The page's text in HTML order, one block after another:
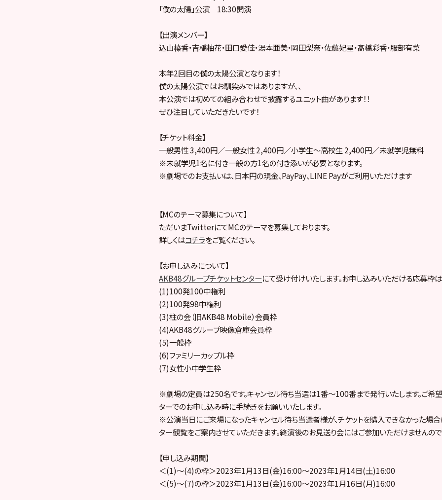
「僕の太陽」公演 18:30開演
【出演メンバー】
込山榛香・吉橋柚花・田口愛佳・湯本亜美・岡田梨奈・佐藤妃星・髙橋彩香・服部有菜
本年2回目の僕の太陽公演となります！
僕の太陽公演ではお馴染みではありますが、、
本公演では初めての組み合わせで披露するユニット曲があります！！
ぜひ注目していただきたいです！
【チケット料金】
一般男性 3,400円／一般女性 2,400円／小学生～高校生 2,400円／未就学児無料
※未就学児1名に付き一般の方1名の付き添いが必要となります。
※劇場でのお支払いは、日本円の現金、PayPay、LINE Payがご利用いただけます
【MCのテーマ募集について】
ただいまTwitterにてMCのテーマを募集しております。
詳しくはコチラをご覧ください。
【お申し込みについて】
AKB48グループチケットセンターにて受け付けいたします。お申し込みいただける応募枠は
(1)100発100中権利
(2)100発98中権利
(3)柱の会（旧AKB48 Mobile）会員枠
(4)AKB48グループ映像倉庫会員枠
(5)一般枠
(6)ファミリーカップル枠
(7)女性小中学生枠
※劇場の定員は250名です。キャンセル待ち当選は1番～100番まで発行いたします。ご希
ターでのお申し込み時に手続きをお願いいたします。
※公演当日にご来場になったキャンセル待ち当選者様が、チケットを購入できなかった場合
ター観覧をご案内させていただきます。終演後のお見送り会にはご参加いただけませんので
【申し込み期間】
＜(1)～(4)の枠＞2023年1月13日(金)16:00～2023年1月14日(土)16:00
＜(5)～(7)の枠＞2023年1月13日(金)16:00～2023年1月16日(月)16:00